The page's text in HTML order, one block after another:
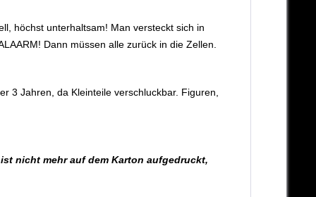
höchst unterhaltsam! Man versteckt sich in
Dann müssen alle zurück in die Zellen.
3 Jahren, da Kleinteile verschluckbar. Figuren,
nicht mehr auf dem Karton aufgedruckt,